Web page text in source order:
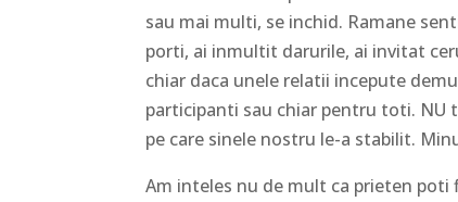
sau mai multi, se inchid. Ramane
porti, ai inmultit darurile, ai invitat
chiar daca unele relatii incepute
participanti sau chiar pentru toti. NU
pe care sinele nostru le-a stabilit.
Am inteles nu de mult ca prieten poti